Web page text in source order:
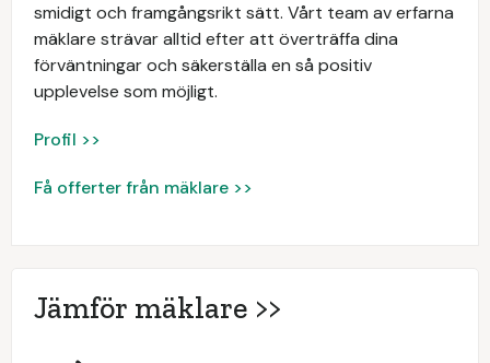
smidigt och framgångsrikt sätt. Vårt team av erfarna
mäklare strävar alltid efter att överträffa dina
förväntningar och säkerställa en så positiv
upplevelse som möjligt.
Profil >>
Få offerter från mäklare >>
Jämför mäklare >>